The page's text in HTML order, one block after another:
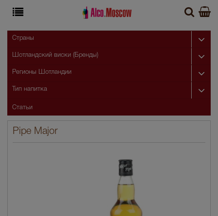
Pipe Major
Страны
Шотландский виски (Бренды)
Регионы Шотландии
Тип напитка
Статьи